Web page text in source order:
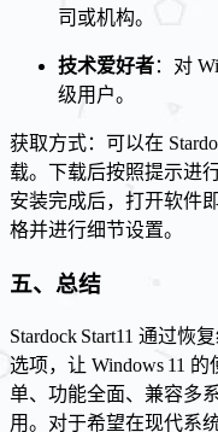
司或机构。
技术爱好者：对
级用户。
获取方式：可以在
载。下载后按照提示进
安装完成后，打开软件
格并进行细节设置。
五、总结
Stardock Start11 通过恢
选项，让 Windows 11
单、功能全面、兼容多
用。对于希望在现代系